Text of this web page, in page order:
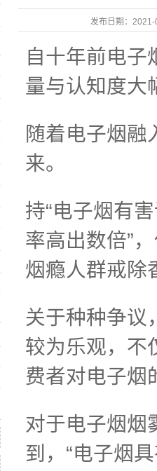
发布日期： 2021-
自十年前电子
量与认知度大
随着电子烟融
来。
持“电子烟有
率高出数倍”
烟瘾人群戒除
关于种种争议
较为乐观，不
费者对电子烟
对于电子烟烟
到，“电子烟